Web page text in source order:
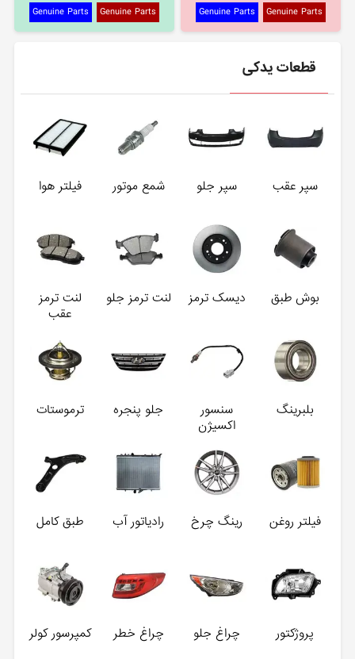
Genuine Parts
Genuine Parts
Genuine Parts
Genuine Parts
قطعات یدکی
سپر عقب سپر جلو شمع موتور فیلتر هوا
بوش طبق دیسک ترمز لنت ترمز جلو
لنت ترمز
عقب
بلبرینگ
سنسور
اکسیژن
جلو پنجره ترموستات
فیلتر روغن رینگ چرخ رادیاتور آب طبق کامل
پروژکتور چراغ جلو چراغ خطر کمپرسور کولر